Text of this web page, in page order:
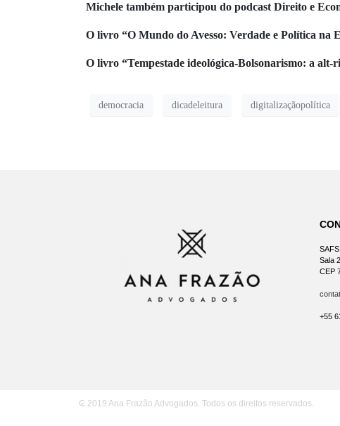
Michele também participou do podcast Direito e
O livro “O Mundo do Avesso: Verdade e Política na
O livro “Tempestade ideológica-Bolsonarismo: a
democracia dicadeleitura digitalizaçãopolítica
Sala
CEP
+55
₢ 2019 Ana Frazão Advogados. Todos os direitos reservados.